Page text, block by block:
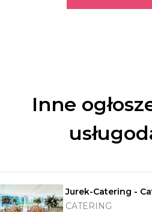
Inne
Jurek-Catering -
CATERING